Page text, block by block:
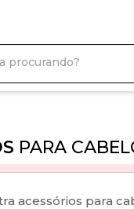
PARA
acessórios para